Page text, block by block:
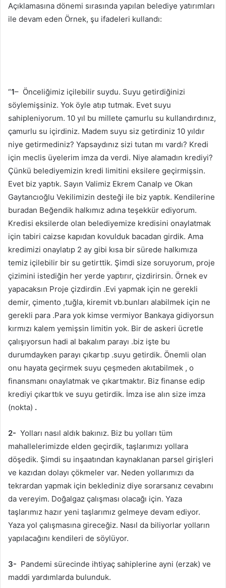
Açıklamasına dönemi sırasında yapılan belediye yatırımları
ile devam eden Örnek, şu ifadeleri kullandı:
“1– Önceliğimiz içilebilir suydu. Suyu getirdiğinizi
söylemişsiniz. Yok öyle atıp tutmak. Evet suyu
sahipleniyorum. 10 yıl bu millete çamurlu su kullandırdınız,
çamurlu su içirdiniz. Madem suyu siz getirdiniz 10 yıldır
niye getirmediniz? Yapsaydınız sizi tutan mı vardı? Kredi
için meclis üyelerim imza da verdi. Niye alamadın krediyi?
Çünkü belediyemizin kredi limitini eksilere geçirmişsin.
Evet biz yaptık. Sayın Valimiz Ekrem Canalp ve Okan
Gaytancıoğlu Vekilimizin desteği ile biz yaptık. Kendilerine
buradan Beğendik halkımız adına teşekkür ediyorum.
Kredisi eksilerde olan belediyemize kredisini onaylatmak
için tabiri caizse kapıdan kovulduk bacadan girdik. Ama
kredimizi onaylatıp 2 ay gibi kısa bir sürede halkımıza
temiz içilebilir bir su getirttik. Şimdi size soruyorum, proje
çizimini istediğin her yerde yaptırır, çizdirirsin. Örnek ev
yapacaksın Proje çizdirdin .Evi yapmak için ne gerekli
demir, çimento ,tuğla, kiremit vb.bunları alabilmek için ne
gerekli para .Para yok kimse vermiyor Bankaya gidiyorsun
kırmızı kalem yemişsin limitin yok. Bir de askeri ücretle
çalışıyorsun hadi al bakalım parayı .biz işte bu
durumdayken parayı çıkartıp .suyu getirdik. Önemli olan
onu hayata geçirmek suyu çeşmeden akıtabilmek , o
finansmanı onaylatmak ve çıkartmaktır. Biz finanse edip
krediyi çıkarttık ve suyu getirdik. İmza ise alın size imza
(nokta) .
2- Yolları nasıl aldık bakınız. Biz bu yolları tüm
mahallelerimizde elden geçirdik, taşlarımızı yollara
döşedik. Şimdi su inşaatından kaynaklanan parsel girişleri
ve kazıdan dolayı çökmeler var. Neden yollarımızı da
tekrardan yapmak için beklediniz diye sorarsanız cevabını
da vereyim. Doğalgaz çalışması olacağı için. Yaza
taşlarımız hazır yeni taşlarımız gelmeye devam ediyor.
Yaza yol çalışmasına gireceğiz. Nasıl da biliyorlar yolların
yapılacağını kendileri de söylüyor.
3- Pandemi sürecinde ihtiyaç sahiplerine ayni (erzak) ve
maddi yardımlarda bulunduk.